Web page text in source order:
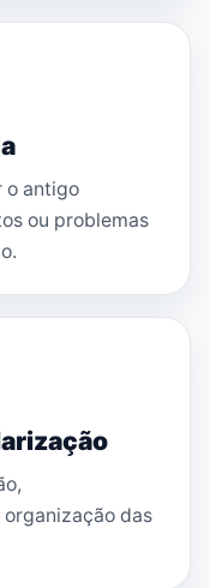
o antigo
ou problemas
das